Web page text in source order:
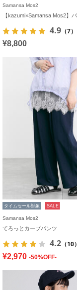
Samansa Mos2
4.9 （7）
¥8,800
タイムセール対象 SALE
Samansa Mos2
てろっとカーブパンツ
4.2 （10）
¥2,970 -50%OFF-